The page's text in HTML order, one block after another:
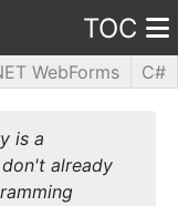
TOC
WebForms
C#
is a
already